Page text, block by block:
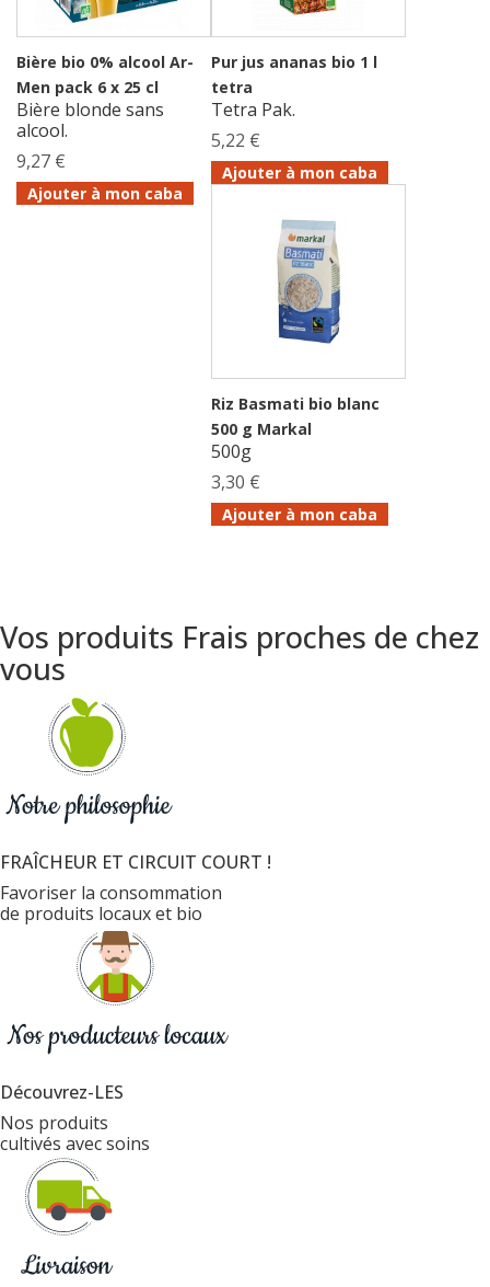
Bière bio 0% alcool Ar-
Men pack 6 x 25 cl
Bière blonde sans
alcool.
9,27 €
Ajouter à mon caba
Pur jus ananas bio 1 l
tetra
Tetra Pak.
5,22 €
Ajouter à mon caba
Riz Basmati bio blanc
500 g Markal
500g
3,30 €
Ajouter à mon caba
Vos produits Frais proches de chez
vous
FRAÎCHEUR ET CIRCUIT COURT !
Favoriser la consommation
de produits locaux et bio
Découvrez-LES
Nos produits
cultivés avec soins